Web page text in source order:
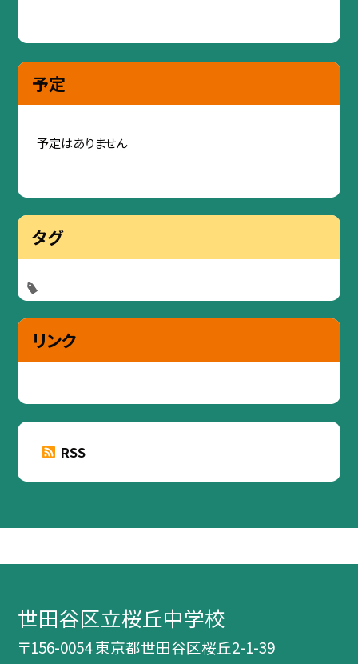
予定
予定はありません
タグ
リンク
RSS
世田谷区立桜丘中学校
〒156-0054 東京都世田谷区桜丘2-1-39